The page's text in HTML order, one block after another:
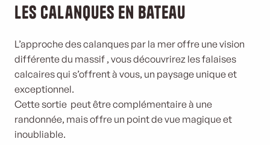
Les Calanques en bateau
L’approche des calanques par la mer offre une vision
différente du massif , vous découvrirez les falaises
calcaires qui s’offrent à vous, un paysage unique et
exceptionnel.
Cette sortie peut être complémentaire à une
randonnée, mais offre un point de vue magique et
inoubliable.